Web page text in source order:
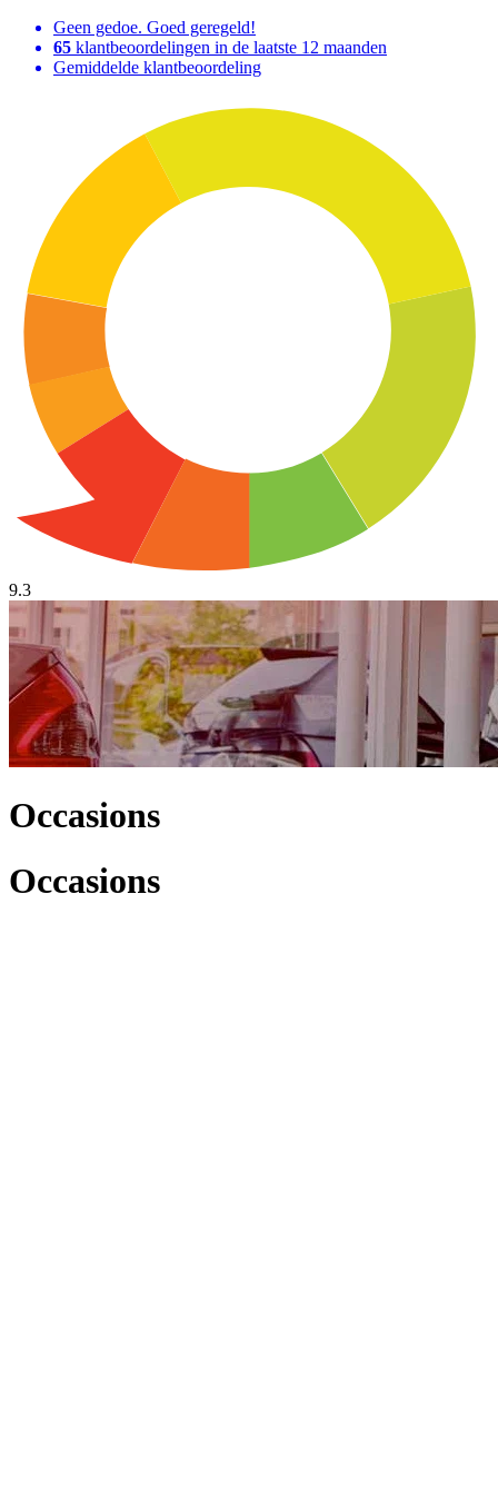
Geen gedoe. Goed geregeld!
65 klantbeoordelingen in de laatste 12 maanden
Gemiddelde klantbeoordeling
9.3
Occasions
Occasions